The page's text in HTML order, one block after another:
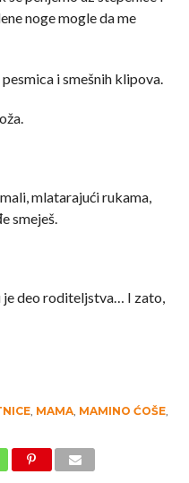
noge mogle da me
i smešnih klipova.
mlatarajući rukama,
smeješ.
je deo roditeljstva… I zato,
, MAMA, MAMINO ĆOŠE,